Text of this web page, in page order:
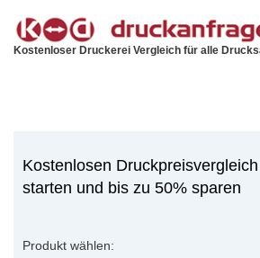
Kostenloser Druckerei Vergleich für alle
Kostenlosen
starten und bis zu 50% sparen
Produkt wählen: